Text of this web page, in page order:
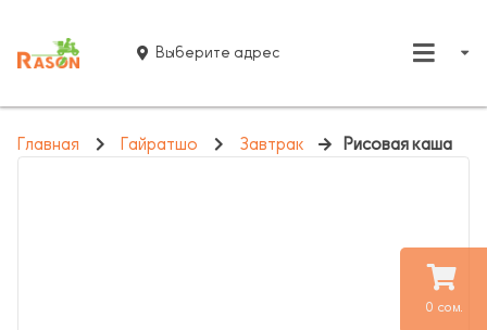
0 сом.
Выберите адрес
Главная Гайратшо Завтрак Рисовая каша